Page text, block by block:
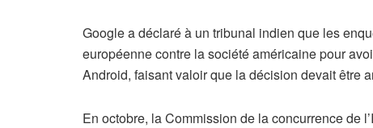
Google a déclaré à un tribunal indien que les
européenne contre la société américaine pour
Android, faisant valoir que la décision devait être
En octobre, la Commission de la concurrence de